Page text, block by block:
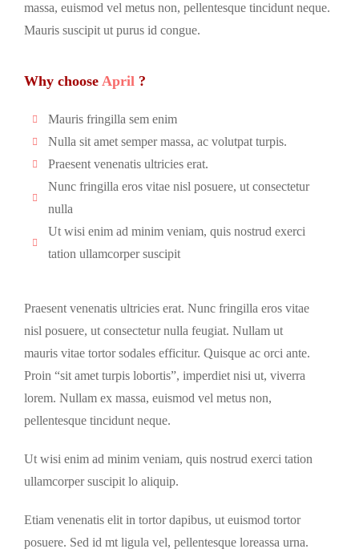
massa, euismod vel metus non, pellentesque tincidunt neque.
Mauris suscipit ut purus id congue.
Why choose April ?
Mauris fringilla sem enim
Nulla sit amet semper massa, ac volutpat turpis.
Praesent venenatis ultricies erat.
Nunc fringilla eros vitae nisl posuere, ut consectetur
nulla
Ut wisi enim ad minim veniam, quis nostrud exerci
tation ullamcorper suscipit
Praesent venenatis ultricies erat. Nunc fringilla eros vitae
nisl posuere, ut consectetur nulla feugiat. Nullam ut
mauris vitae tortor sodales efficitur. Quisque ac orci ante.
Proin “sit amet turpis lobortis”, imperdiet nisi ut, viverra
lorem. Nullam ex massa, euismod vel metus non,
pellentesque tincidunt neque.
Ut wisi enim ad minim veniam, quis nostrud exerci tation
ullamcorper suscipit lo aliquip.
Etiam venenatis elit in tortor dapibus, ut euismod tortor
posuere. Sed id mt ligula vel, pellentesque loreassa urna.